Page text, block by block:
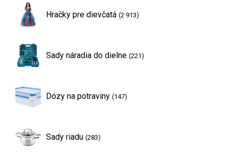
Hračky pre dievčatá (2 913)
Sady náradia do dielne (221)
Dózy na potraviny (147)
Sady riadu (283)